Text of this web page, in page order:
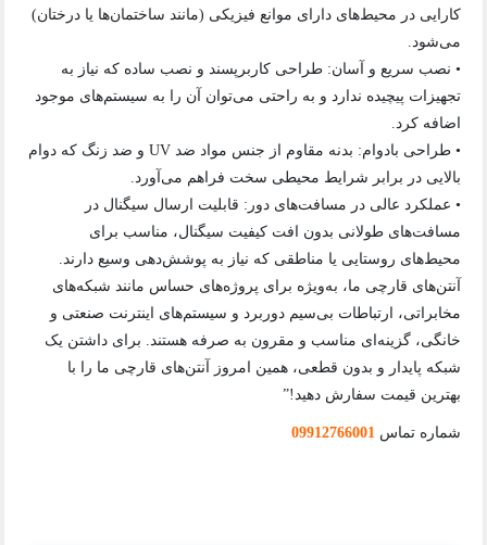
کارایی در محیط‌های دارای موانع فیزیکی (مانند ساختمان‌ها یا درختان)
می‌شود.
• نصب سریع و آسان: طراحی کاربرپسند و نصب ساده که نیاز به
تجهیزات پیچیده ندارد و به راحتی می‌توان آن را به سیستم‌های موجود
اضافه کرد.
• طراحی بادوام: بدنه مقاوم از جنس مواد ضد UV و ضد زنگ که دوام
بالایی در برابر شرایط محیطی سخت فراهم می‌آورد.
• عملکرد عالی در مسافت‌های دور: قابلیت ارسال سیگنال در
مسافت‌های طولانی بدون افت کیفیت سیگنال، مناسب برای
محیط‌های روستایی یا مناطقی که نیاز به پوشش‌دهی وسیع دارند.
آنتن‌های قارچی ما، به‌ویژه برای پروژه‌های حساس مانند شبکه‌های
مخابراتی، ارتباطات بی‌سیم دوربرد و سیستم‌های اینترنت صنعتی و
خانگی، گزینه‌ای مناسب و مقرون به صرفه هستند. برای داشتن یک
شبکه پایدار و بدون قطعی، همین امروز آنتن‌های قارچی ما را با
بهترین قیمت سفارش دهید!”
شماره تماس 09912766001